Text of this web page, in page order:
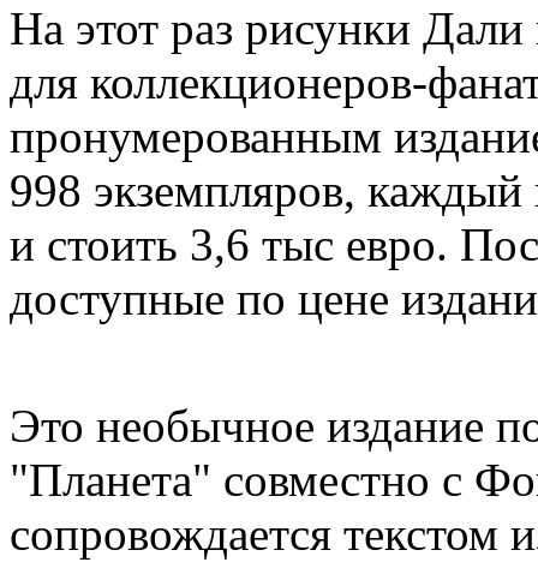
На этот раз рисунки
для коллекционеров-
пронумерованным
998 экземпляров, каждый
и стоить 3,6 тыс евро.
доступные по цене
Это необычное издание
"Планета" совместно с
сопровождается текстом